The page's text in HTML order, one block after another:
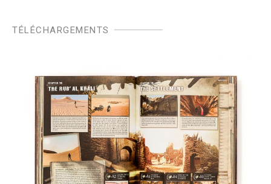
TÉLÉCHARGEMENTS